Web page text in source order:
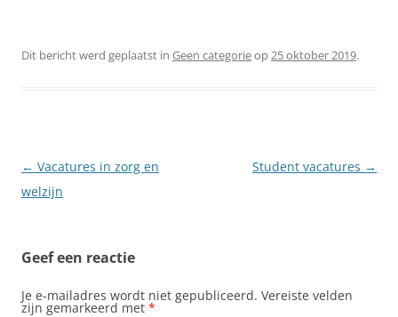
Dit bericht werd geplaatst in Geen categorieop25 oktober 2019.
Berichtnavigatie
← Vacatures in zorg en
welzijn
Student vacatures →
Geef een reactie
Je e-mailadres wordt niet gepubliceerd. Vereiste velden
zijn gemarkeerd met *